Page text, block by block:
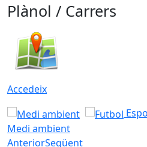
Plànol / Carrers
Accedeix
Medi ambient
AnteriorSegüent